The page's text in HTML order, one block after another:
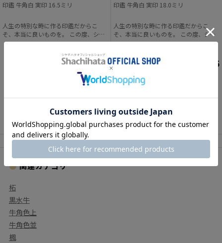
印鑑 牛角白 実印 16.5ミリ
人生の特別な時に作る印鑑だからこ
そ、本当に良いものを。 この度、シヤ
チハタオフィシャル...
¥11,825
印鑑 牛角白 実印 18.0ミリ
人生の特別な時に作る印鑑だからこ
そ、本当に良いものを。 この度、シヤ
チハタオフィシャル...
¥12,936
関連カテゴリ
柘
黒水牛
牛角色上
牛角色並
楓